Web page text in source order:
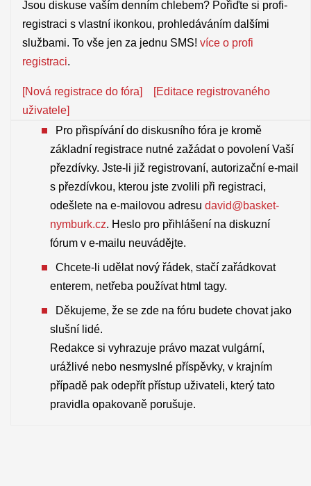
Jsou diskuse vaším denním chlebem? Pořiďte si profi-
registraci s vlastní ikonkou, prohledáváním dalšími
službami. To vše jen za jednu SMS! více o profi
registraci.
[Nová registrace do fóra]
[Editace registrovaného
uživatele]
Pro přispívání do diskusního fóra je kromě
základní registrace nutné zažádat o povolení Vaší
přezdívky. Jste-li již registrovaní, autorizační e-mail
s přezdívkou, kterou jste zvolili při registraci,
odešlete na e-mailovou adresu david@basket-
nymburk.cz. Heslo pro přihlášení na diskuzní
fórum v e-mailu neuvádějte.
Chcete-li udělat nový řádek, stačí zařádkovat
enterem, netřeba používat html tagy.
Děkujeme, že se zde na fóru budete chovat jako
slušní lidé.
Redakce si vyhrazuje právo mazat vulgární,
urážlivé nebo nesmyslné příspěvky, v krajním
případě pak odepřít přístup uživateli, který tato
pravidla opakovaně porušuje.